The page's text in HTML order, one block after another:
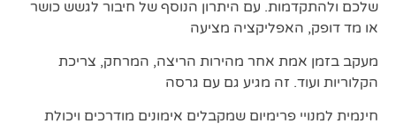
שלכם ולהתקדמות. עם היתרון הנוסף של חיבור לגשש כושר
או מד דופק, האפליקציה מציעה
מעקב בזמן אמת אחר מהירות הריצה, המרחק, צריכת
הקלוריות ועוד. זה מגיע גם עם גרסה
חינמית למנויי פרימיום שמקבלים אימונים מודרכים ויכולת